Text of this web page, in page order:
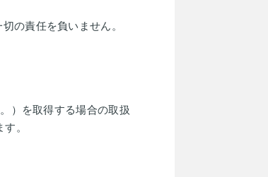
の責任を負いません。
）を取得する場合の取扱
。